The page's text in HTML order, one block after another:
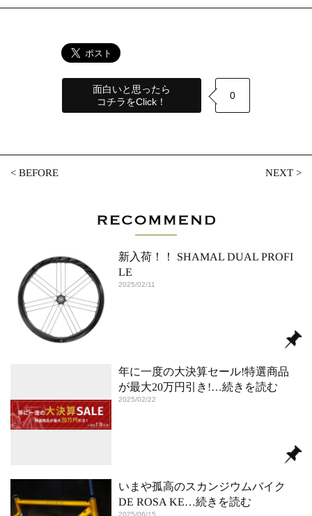
面白いと思ったら
コチラをClick！
0
<BEFORE NEXT>
新入荷！！ SHAMAL DUAL PROFI
LE
2025/02/11
年に一度の大決算セール!特選商品
が最大20万円引き!…続きを読む
2025/02/22
いまや孤高のスカンジウムバイク
DE ROSA KE…続きを読む
2025/06/15